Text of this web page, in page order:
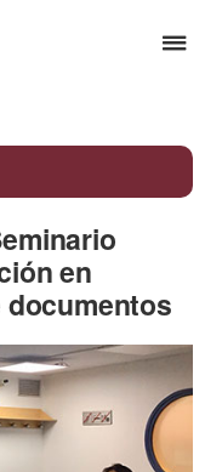
Universitat
en